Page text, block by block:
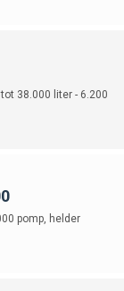
38.000 liter - 6.200
pomp, helder